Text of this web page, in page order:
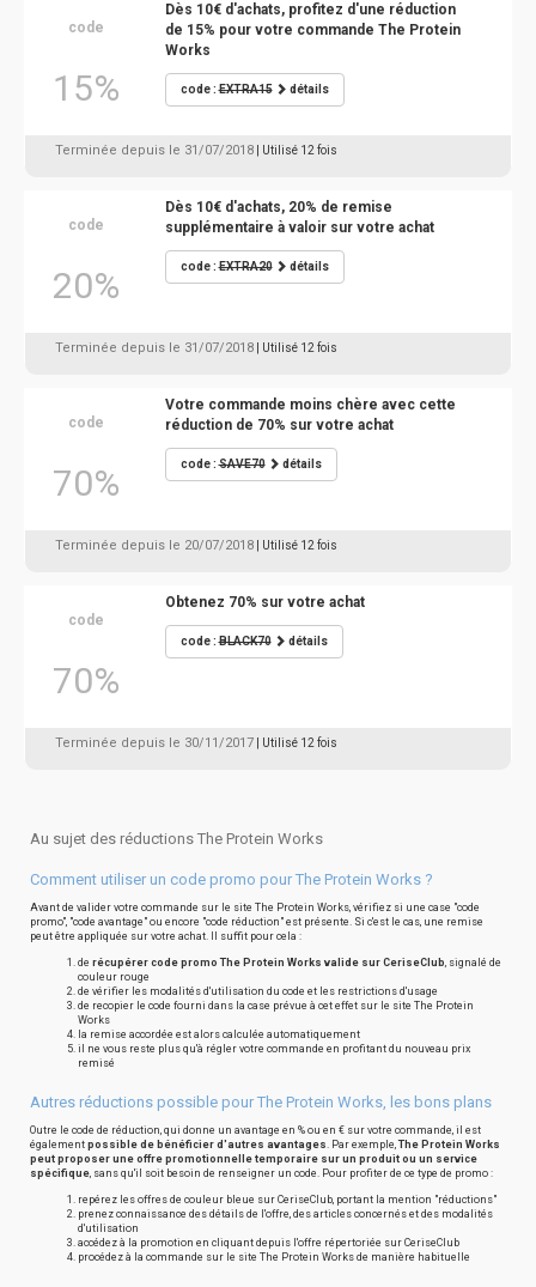
code
15%
Dès 10€ d'achats, profitez d'une réduction
de 15% pour votre commande The Protein
Works
code :EXTRA15 détails
Terminée depuis le 31/07/2018 | Utilisé 12 fois
code
20%
Dès 10€ d'achats, 20% de remise
supplémentaire à valoir sur votre achat
code :EXTRA20 détails
Terminée depuis le 31/07/2018 | Utilisé 12 fois
code
70%
Votre commande moins chère avec cette
réduction de 70% sur votre achat
code :SAVE70 détails
Terminée depuis le 20/07/2018 | Utilisé 12 fois
code
70%
Obtenez 70% sur votre achat
code :BLACK70 détails
Terminée depuis le 30/11/2017 | Utilisé 12 fois
Au sujet des réductions The Protein Works
Comment utiliser un code promo pour The Protein Works ?
Avant de valider votre commande sur le site The Protein Works, vérifiez si une case "code
promo", "code avantage" ou encore "code réduction" est présente. Si c'est le cas, une remise
peut être appliquée sur votre achat. Il suffit pour cela :
de récupérer code promo The Protein Works valide sur CeriseClub, signalé de
couleur rouge
de vérifier les modalités d'utilisation du code et les restrictions d'usage
de recopier le code fourni dans la case prévue à cet effet sur le site The Protein
Works
la remise accordée est alors calculée automatiquement
il ne vous reste plus qu'à régler votre commande en profitant du nouveau prix
remisé
Autres réductions possible pour The Protein Works, les bons plans
Outre le code de réduction, qui donne un avantage en % ou en € sur votre commande, il est
également possible de bénéficier d'autres avantages. Par exemple,The Protein Works
peut proposer une offre promotionnelle temporaire sur un produit ou un service
spécifique, sans qu'il soit besoin de renseigner un code. Pour profiter de ce type de promo :
repérez les offres de couleur bleue sur CeriseClub, portant la mention "réductions"
prenez connaissance des détails de l'offre, des articles concernés et des modalités
d'utilisation
accédez à la promotion en cliquant depuis l'offre répertoriée sur CeriseClub
procédez à la commande sur le site The Protein Works de manière habituelle